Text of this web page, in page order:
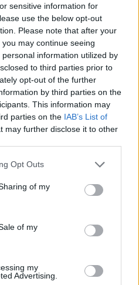
sensitive information for
use the below opt-out
Please note that after your
may continue seeing
information utilized by
to third parties prior to
opt-out of the further
by third parties on the
This information may
parties on the IAB’s List of
may further disclose it to other
Opt Outs
of my
of my
my
Advertising.
CANALES
34 (100%)
completo
1
CANALES TV
PARTIDO
47,06%
26
2
EQUIPOS